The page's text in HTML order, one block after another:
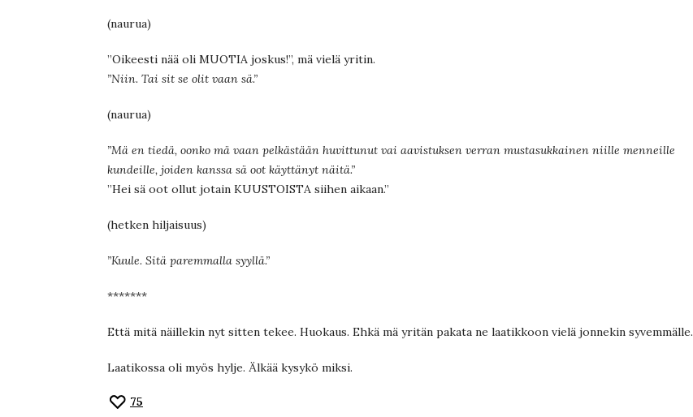
(naurua)
”Oikeesti nää oli MUOTIA joskus!”, mä vielä yritin.
”Niin. Tai sit se olit vaan sä.”
(naurua)
”Mä en tiedä, oonko mä vaan pelkästään huvittunut vai aavistuksen verran mustasukkainen niille menneille
kundeille, joiden kanssa sä oot käyttänyt näitä.”
”Hei sä oot ollut jotain KUUSTOISTA siihen aikaan.”
(hetken hiljaisuus)
”Kuule. Sitä paremmalla syyllä.”
*******
Että mitä näillekin nyt sitten tekee. Huokaus. Ehkä mä yritän pakata ne laatikkoon vielä jonnekin syvemmälle.
Laatikossa oli myös hylje. Älkää kysykö miksi.
75